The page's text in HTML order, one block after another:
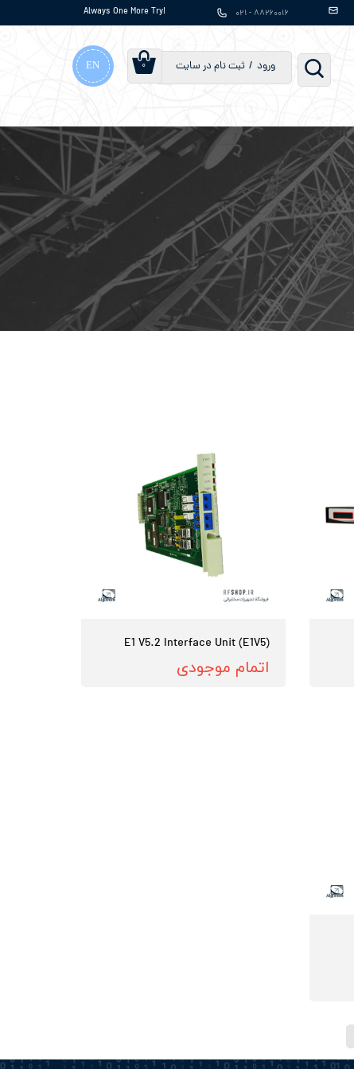
Always One More Try! ۸۸۲۶۰۰۱۶ - ۰۲۱
ورود / ثبت نام در سایت
سفارشات
خروج از حساب
کاربری
۰ EN
E1 V5.2 Interface Unit (E1V5)
اتمام موجودی